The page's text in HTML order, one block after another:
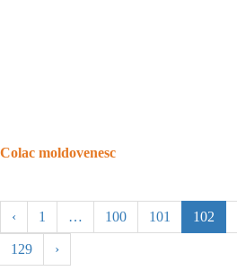
Colac moldovenesc
‹ 1 … 100 101 102
129 ›